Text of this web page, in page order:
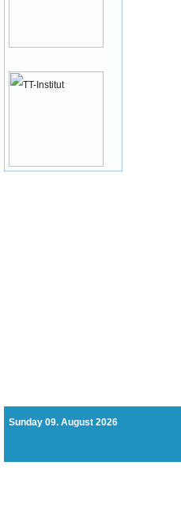
Sunday 09. August 2026